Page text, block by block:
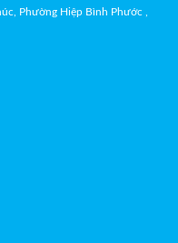
Phường Hiệp Bình Phước ,